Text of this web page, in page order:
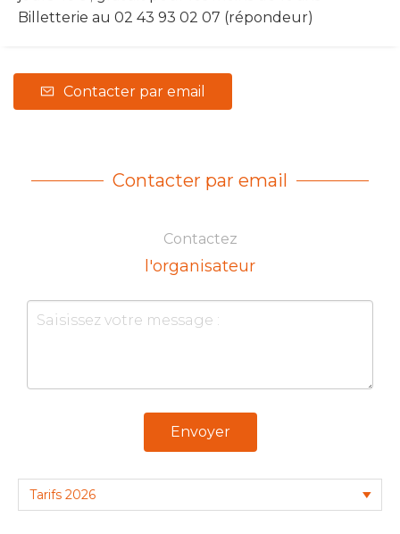
Billetterie au 02 43 93 02 07 (répondeur)
Contacter par email
Contacter par email
Contactez
l'organisateur
Envoyer